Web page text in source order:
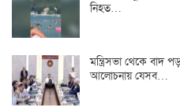
নিহত…
মন্ত্রিসভা থেকে বাদ
আলোচনায় যেসব…